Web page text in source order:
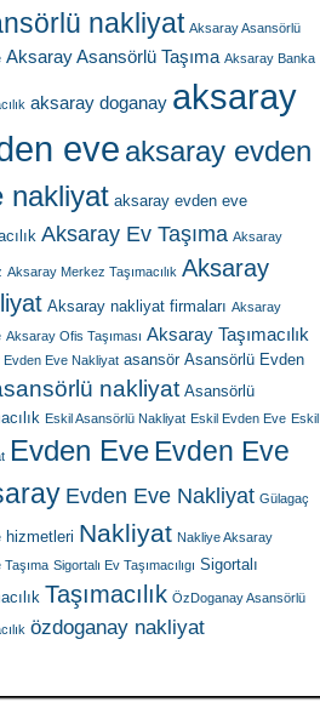
nakliyat Aksaray Asansörlü
Aksaray Asansörlü Taşıma Aksaray Banka
aksaray doganay aksaray
eve aksaray evden
nakliyat aksaray evden eve
Aksaray Ev Taşıma Aksaray
Aksaray Merkez Taşımacılık Aksaray
Aksaray nakliyat firmaları Aksaray
Aksaray Ofis Taşıması Aksaray Taşımacılık
Eve Nakliyat asansör Asansörlü Evden
nakliyat Asansörlü
Eskil Asansörlü Nakliyat Eskil Evden Eve Eskil
Evden EveEvden Eve
Evden Eve Nakliyat Gülagaç
hizmetleri Nakliyat Nakliye Aksaray
Taşıma Sigortalı Ev Taşımacılıgı Sigortalı
Taşımacılık ÖzDoganay Asansörlü
özdoganay nakliyat